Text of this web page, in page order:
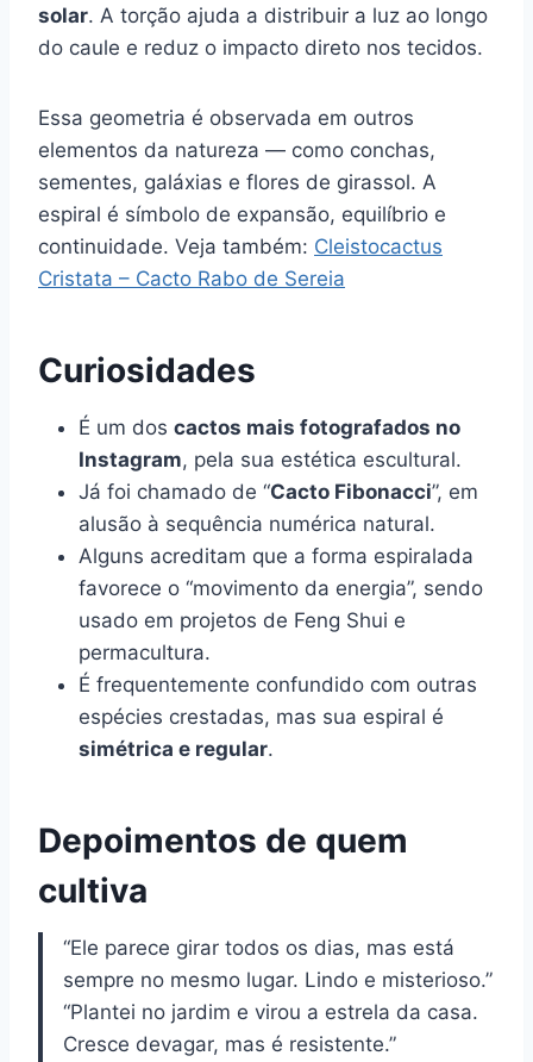
solar. A torção ajuda a distribuir a luz ao longo
do caule e reduz o impacto direto nos tecidos.
Essa geometria é observada em outros
elementos da natureza — como conchas,
sementes, galáxias e flores de girassol. A
espiral é símbolo de expansão, equilíbrio e
continuidade. Veja também: Cleistocactus
Cristata – Cacto Rabo de Sereia
Curiosidades
É um dos cactos mais fotografados no
Instagram, pela sua estética escultural.
Já foi chamado de “Cacto Fibonacci”, em
alusão à sequência numérica natural.
Alguns acreditam que a forma espiralada
favorece o “movimento da energia”, sendo
usado em projetos de Feng Shui e
permacultura.
É frequentemente confundido com outras
espécies crestadas, mas sua espiral é
simétrica e regular.
Depoimentos de quem
cultiva
“Ele parece girar todos os dias, mas está
sempre no mesmo lugar. Lindo e misterioso.”
“Plantei no jardim e virou a estrela da casa.
Cresce devagar, mas é resistente.”